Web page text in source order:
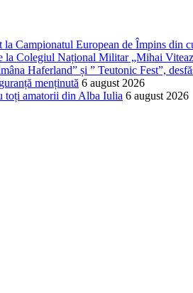
Campionatul European de Împins din
la Colegiul Național Militar „Mihai
Haferland” și ” Teutonic Fest”,
menținută 6 august 2026
toți amatorii din Alba Iulia 6 august 2026